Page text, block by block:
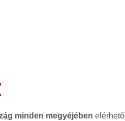
minden megyéjében